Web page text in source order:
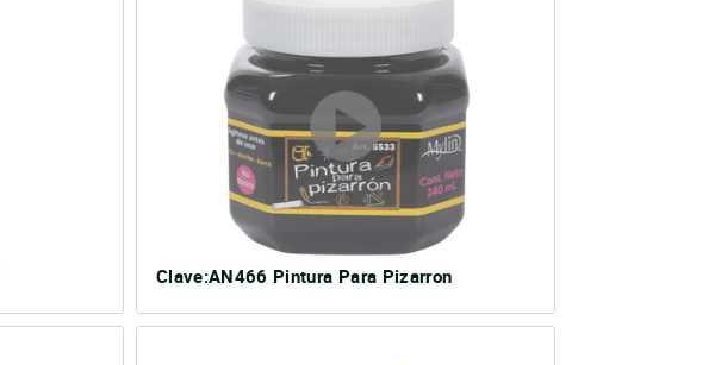
Clave:AN466 Pintura Para Pizarron